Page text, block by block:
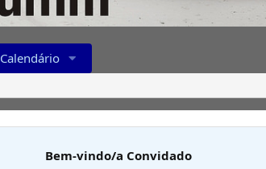
Calendário
Bem-vindo/a Convidado